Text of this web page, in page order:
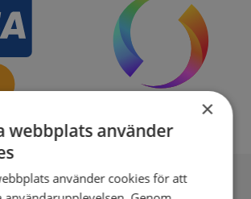
till omfrågad
×
webbplats använder
använder cookies för att